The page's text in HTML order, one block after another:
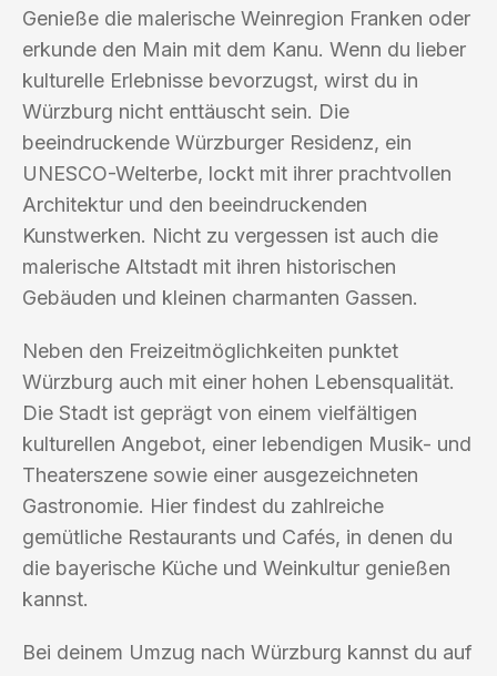
Genieße die malerische Weinregion Franken oder
erkunde den Main mit dem Kanu. Wenn du lieber
kulturelle Erlebnisse bevorzugst, wirst du in
Würzburg nicht enttäuscht sein. Die
beeindruckende Würzburger Residenz, ein
UNESCO-Welterbe, lockt mit ihrer prachtvollen
Architektur und den beeindruckenden
Kunstwerken. Nicht zu vergessen ist auch die
malerische Altstadt mit ihren historischen
Gebäuden und kleinen charmanten Gassen.
Neben den Freizeitmöglichkeiten punktet
Würzburg auch mit einer hohen Lebensqualität.
Die Stadt ist geprägt von einem vielfältigen
kulturellen Angebot, einer lebendigen Musik- und
Theaterszene sowie einer ausgezeichneten
Gastronomie. Hier findest du zahlreiche
gemütliche Restaurants und Cafés, in denen du
die bayerische Küche und Weinkultur genießen
kannst.
Bei deinem Umzug nach Würzburg kannst du auf